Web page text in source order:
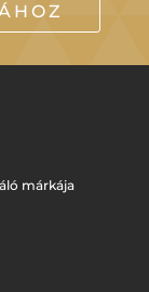
márkája